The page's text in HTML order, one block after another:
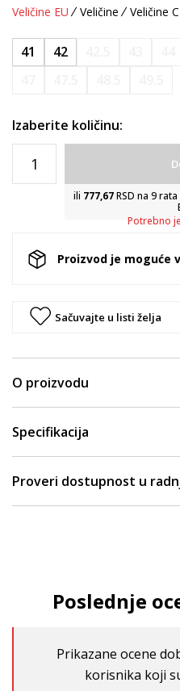
Veličine EU Veličine Veličine
41 42
Izaberite količinu:
ili 777,67RSD na 9
Potrebno
Proizvod je moguće
Sačuvajte u listi želja
O proizvodu
Specifikacija
Proveri dostupnost u
Poslednje
Prikazane ocene
korisnika koji